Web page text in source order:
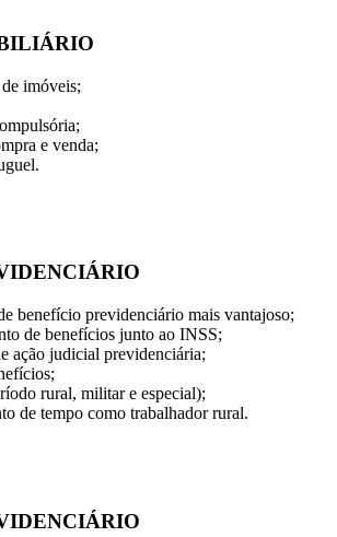
imóveis;
e venda;
benefício previdenciário mais vantajoso;
de benefícios junto ao INSS;
ação judicial previdenciária;
rural, militar e especial);
de tempo como trabalhador rural.